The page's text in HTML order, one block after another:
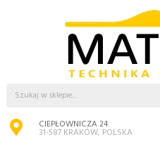
CIEPŁOWNICZA 24
31-587 KRAKÓW, POLSKA